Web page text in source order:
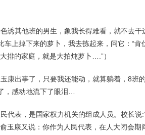
诱其他班的男生，象我长得难看，就不去干
上掉下来的萝卜，我去拣起来，问它：“肯
排的家庭，就是大拍炖萝卜….”）
康出事了，只要我还能动，就算躺着，8班
，感动地流下了眼泪…
代表，是国家权力机关的组成人员。校长说
玉康又说：你作为人民代表，在人大闭会期